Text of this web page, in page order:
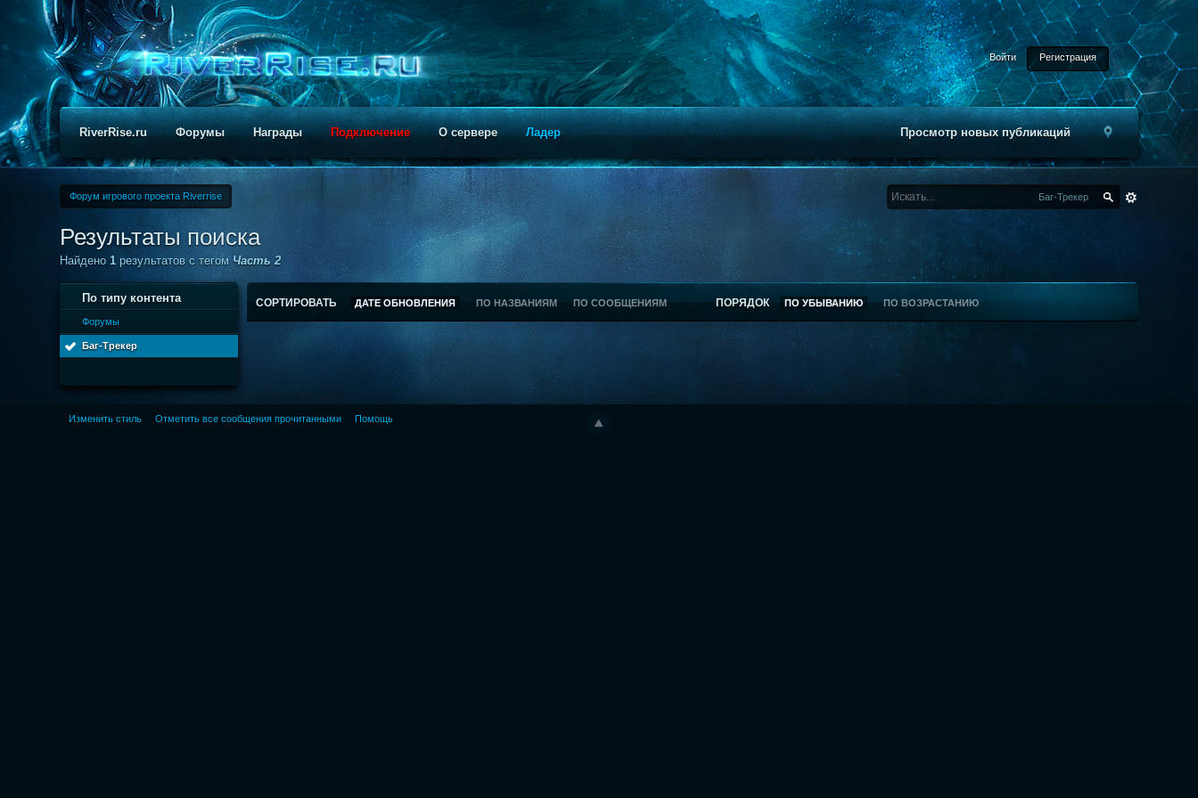
Войти Регистрация
Просмотр новых публикаций
RiverRise.ru Форумы Награды Подключение О сервере Ладер
Форум игрового проекта Riverrise Баг-Трекер
Результаты поиска
Найдено1 результатов с тегом Часть 2
По типу контента
Форумы
Баг-Трекер
СОРТИРОВАТЬ ДАТЕ ОБНОВЛЕНИЯ ПО НАЗВАНИЯМ ПО СООБЩЕНИЯМ ПОРЯДОК ПО УБЫВАНИЮ ПО ВОЗРАСТАНИЮ
Изменить стиль Отметить все сообщения прочитанными Помощь